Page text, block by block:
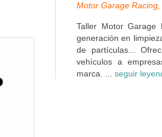
Motor Garage
Taller Motor Garage
generación en
de partículas...
vehículos a
marca. ... seguir